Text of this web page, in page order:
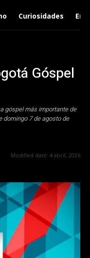
Curiosidades
Góspel
góspel más importante de
domingo 7 de agosto de
Modified date: 4 abril, 2026